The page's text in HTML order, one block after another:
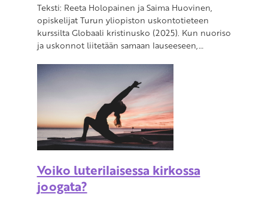
Teksti: Reeta Holopainen ja Saima Huovinen,
opiskelijat Turun yliopiston uskontotieteen
kurssilta Globaali kristinusko (2025). Kun nuoriso
ja uskonnot liitetään samaan lauseeseen,…
Voiko luterilaisessa kirkossa
joogata?